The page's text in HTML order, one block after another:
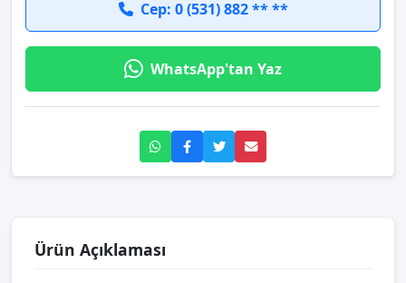
Cep: 0 (531) 882 ** **
WhatsApp'tan Yaz
Ürün Açıklaması